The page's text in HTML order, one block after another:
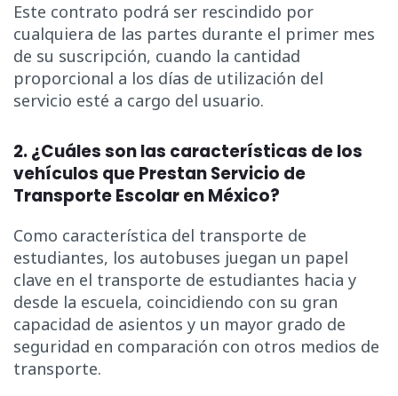
Este contrato podrá ser rescindido por
cualquiera de las partes durante el primer mes
de su suscripción, cuando la cantidad
proporcional a los días de utilización del
servicio esté a cargo del usuario.
2. ¿Cuáles son las características de los
vehículos que Prestan Servicio de
Transporte Escolar en México?
Como característica del transporte de
estudiantes, los autobuses juegan un papel
clave en el transporte de estudiantes hacia y
desde la escuela, coincidiendo con su gran
capacidad de asientos y un mayor grado de
seguridad en comparación con otros medios de
transporte.